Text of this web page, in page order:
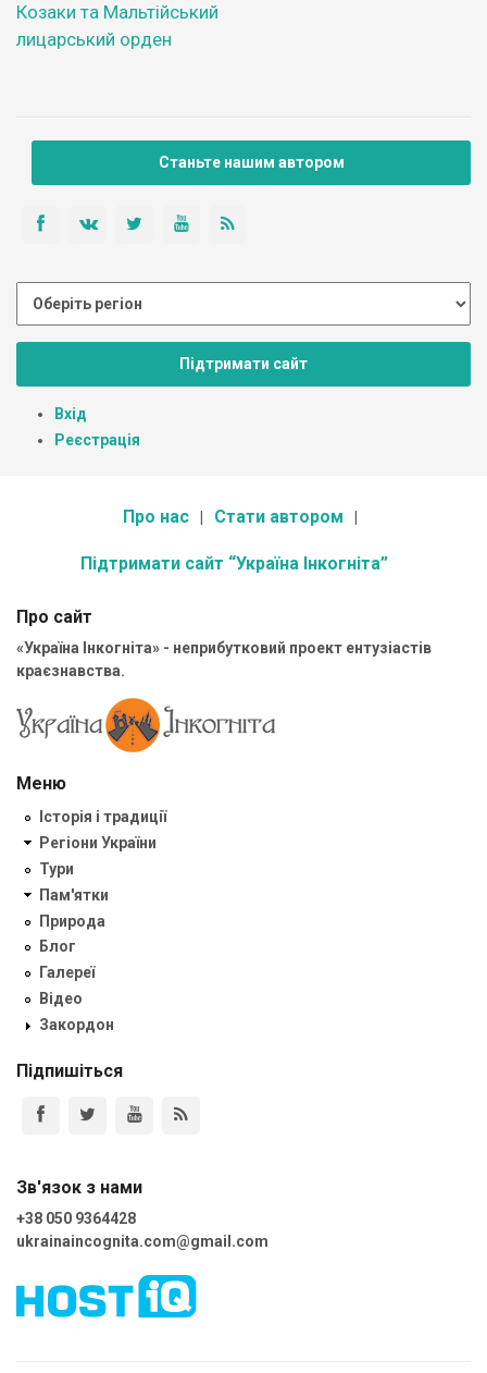
Козаки та Мальтійський
лицарський орден
Станьте нашим автором
Підтримати сайт
Вхід
Реєстрація
Про нас Стати автором
Підтримати сайт “Україна Інкогніта”
Про сайт
«Україна Інкогніта» - неприбутковий проект ентузіастів
краєзнавства.
Меню
Історія і традиції
Регіони України
Тури
Пам'ятки
Природа
Блог
Галереї
Відео
Закордон
Підпишіться
Зв'язок з нами
+38 050 9364428
ukrainaincognita.com@gmail.com